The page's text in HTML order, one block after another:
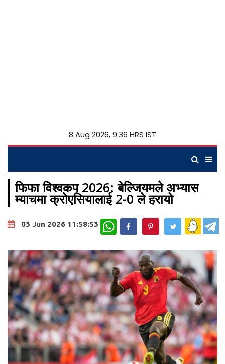
8 Aug 2026, 9:36 HRS IST
फिफा विश्वकप 2026: बेल्जियमले अभ्यास
म्याचमा क्रोएसियालाई 2-0 ले हरायो
03 Jun 2026 11:58:53 WhatsApp